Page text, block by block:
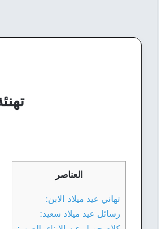
العناصر
تهاني عيد ميلاد الابن:
رسائل عيد ميلاد سعيد: